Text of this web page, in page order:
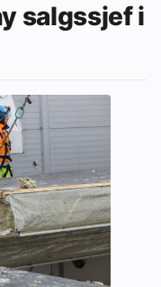
salgssjef i